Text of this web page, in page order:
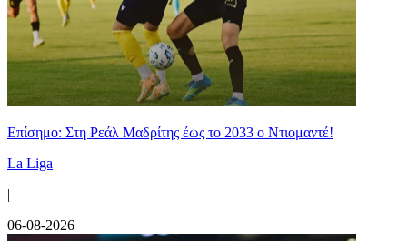
Επίσημο: Στη Ρεάλ Μαδρίτης έως το 2033 ο Ντιομαντέ!
La Liga
|
06-08-2026